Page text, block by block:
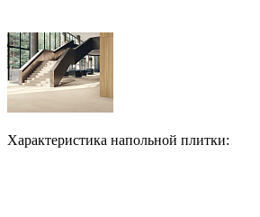
Характеристика напольной плитки: